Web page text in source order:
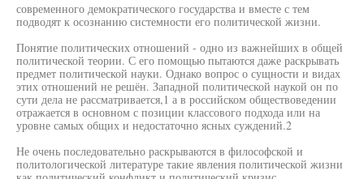
современного демократического государства и вместе с тем
подводят к осознанию системности его политической жизни.
Понятие политических отношений - одно из важнейших в общей
политической теории. С его помощью пытаются даже раскрывать
предмет политической науки. Однако вопрос о сущности и видах
этих отношений не решён. Западной политической наукой он по
сути дела не рассматривается,1 а в российском обществоведении
отражается в основном с позиции классового подхода или на
уровне самых общих и недостаточно ясных суждений.2
Не очень последовательно раскрываются в философской и
политологической литературе такие явления политической жизни